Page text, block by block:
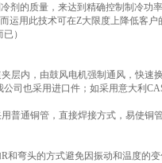
的质量，来达到精确控制制冷功
运用此技术可在Z大限度上降低客
）
层内，由鼓风电机强制通风，快速换
司也采用进口件；如采用意大利
普通铜管，直接焊接方式，易使铜
弯头的方式避免因振动和温度的